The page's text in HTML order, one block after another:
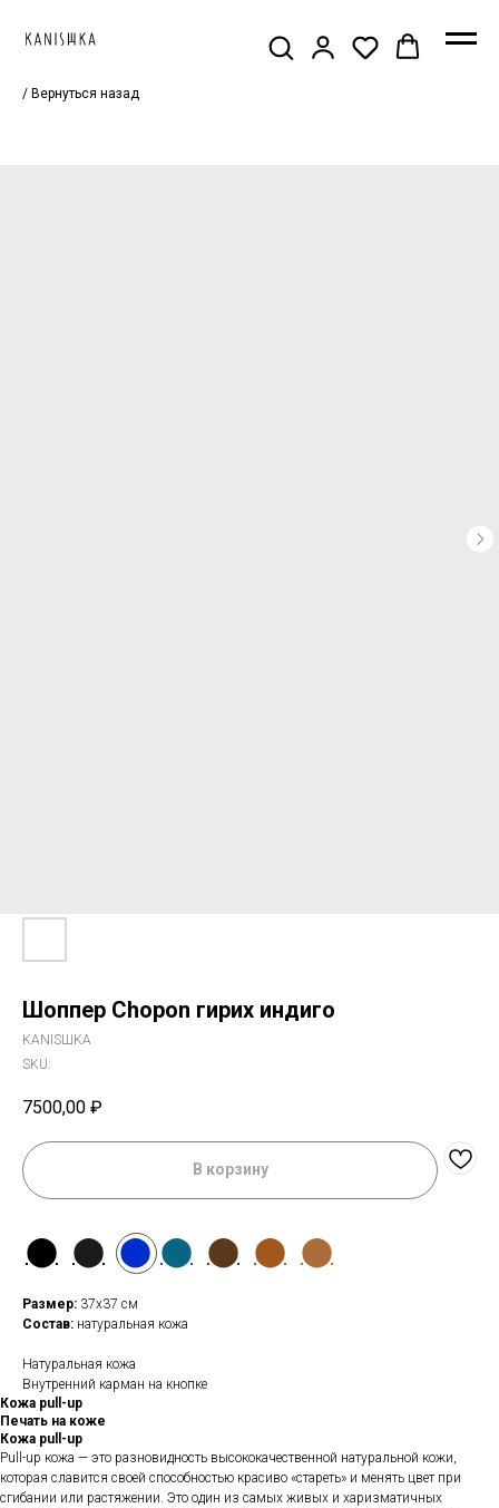
/ Вернуться назад
Шоппер Chopon гирих индиго
KANISШKA
SKU:
7500,00 ₽
В корзину
⬤ ⬤ ⬤ ⬤ ⬤ ⬤ ⬤
Размер: 37x37 см
Состав: натуральная кожа
Натуральная кожа
Внутренний карман на кнопке
Кожа pull-up
Печать на коже
Кожа pull-up
Pull-up кожа — это разновидность высококачественной натуральной кожи,
которая славится своей способностью красиво «стареть» и менять цвет при
сгибании или растяжении. Это один из самых живых и харизматичных